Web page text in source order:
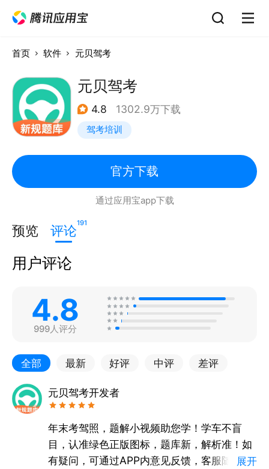
首页 软件 元贝驾考
元贝驾考
4.8 1302.9万下载
驾考培训
官方下载
通过应用宝app下载
预览 评论191
用户评论
4.8
999人评分
全部 最新 好评 中评 差评
元贝驾考开发者
年末考驾照，题解小视频助您学！学车不盲
目，认准绿色正版图标，题库新，解析准！如
有疑问，可通过APP内意见反馈，客服随时为
展开